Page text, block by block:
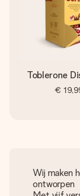
Toblerone
€
Wij maken
ontworpen